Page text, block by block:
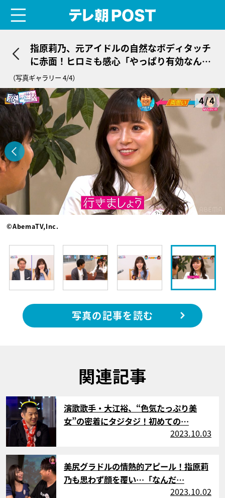
指原莉乃、元アイドルの自然なボディタッチ
に赤面！ヒロミも感心「やっぱり有効なんだ
な」
（写真ギャラリー 4/4）
4/4
©AbemaTV,Inc.
写真の記事を読む
関連記事
サムネイル
演歌歌手・大江裕、“色気たっぷり美
女”の密着にタジタジ！初めての…
2023.10.03
サムネイル
美尻グラドルの情熱的アピール！指原莉
乃も思わず顔を覆い…「なんだ…
2023.10.02